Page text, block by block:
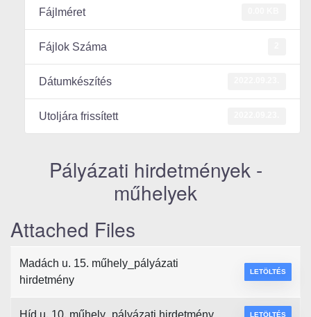
Fájlméret
Fájlok Száma
Dátumkészítés
Utoljára frissített
Pályázati hirdetmények -
műhelyek
Attached Files
Madách u. 15. műhely_pályázati
hirdetmény
LETÖLTÉS
Híd u. 10. műhely_pályázati hirdetmény LETÖLTÉS